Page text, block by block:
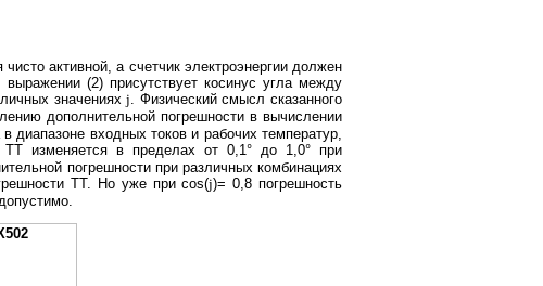
активной, а счетчик электроэнергии должен
(2) присутствует косинус угла между
значенияхj . Физический смысл сказанного
дополнительной погрешности в вычислении
диапазоне входных токов и рабочих температур,
ТТ изменяется в пределах от 0,1° до 1,0° при
погрешности при различных комбинациях
ТТ. Но уже при cos(j)= 0,8 погрешность